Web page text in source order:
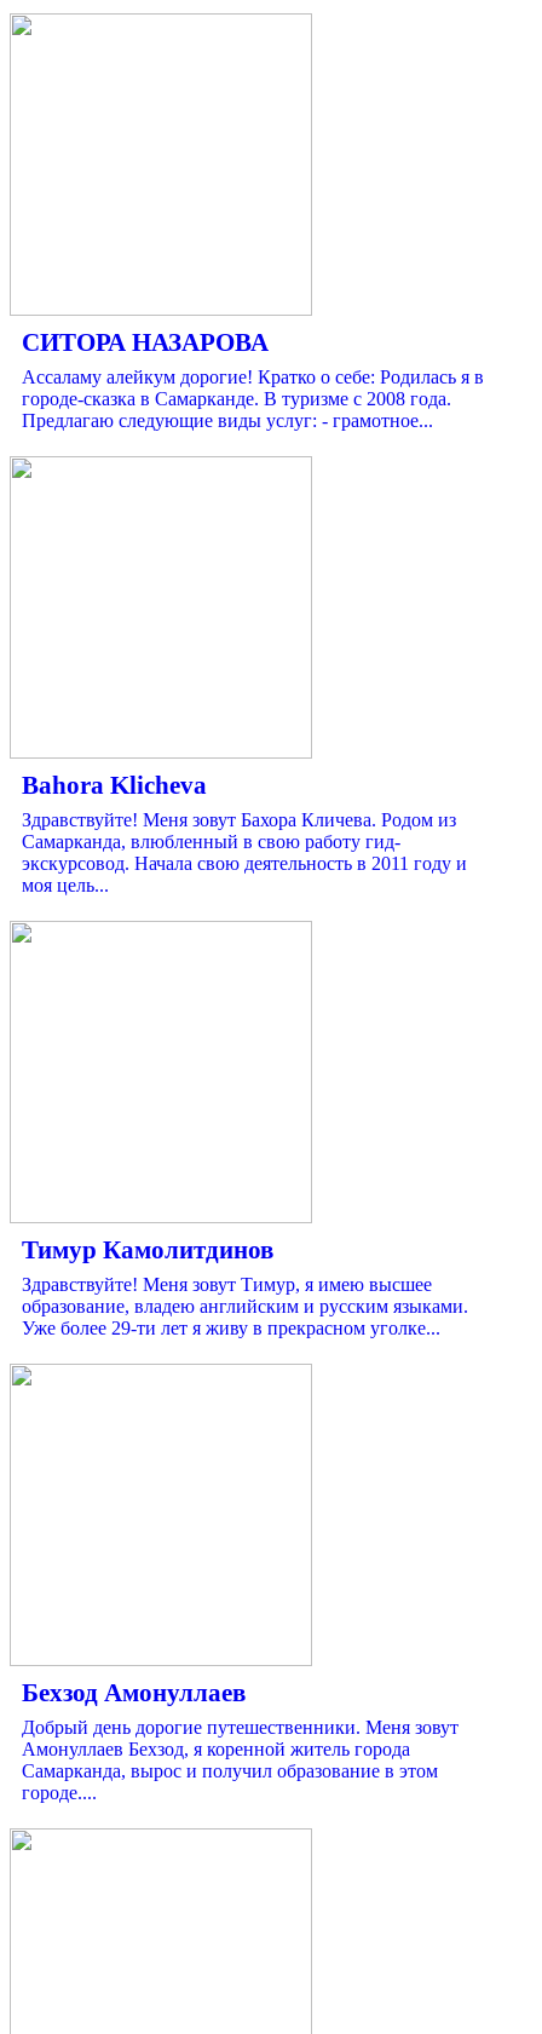
СИТОРА НАЗАРОВА
Ассаламу алейкум дорогие! Кратко о себе: Родилась я в
городе-сказка в Самарканде. В туризме с 2008 года.
Предлагаю следующие виды услуг: - грамотное...
Bahora Klicheva
Здравствуйте! Меня зовут Бахора Кличева. Родом из
Самарканда, влюбленный в свою работу гид-
экскурсовод. Начала свою деятельность в 2011 году и
моя цель...
Тимур Камолитдинов
Здравствуйте! Меня зовут Тимур, я имею высшее
образование, владею английским и русским языками.
Уже более 29-ти лет я живу в прекрасном уголке...
Бехзод Амонуллаев
Добрый день дорогие путешественники. Меня зовут
Амонуллаев Бехзод, я коренной житель города
Самарканда, вырос и получил образование в этом
городе....